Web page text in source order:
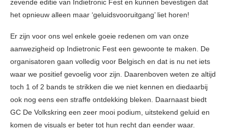
zevende editie van Indietronic Fest en kunnen bevestigen dat
het opnieuw alleen maar ‘geluidsvooruitgang’ liet horen!
Er zijn voor ons wel enkele goeie redenen om van onze
aanwezigheid op Indietronic Fest een gewoonte te maken. De
organisatoren gaan volledig voor Belgisch en dat is nu net iets
waar we positief gevoelig voor zijn. Daarenboven weten ze altijd
toch 1 of 2 bands te strikken die we niet kennen en diedaarbij
ook nog eens een straffe ontdekking bleken. Daarnaast biedt
GC De Volkskring een zeer mooi podium, uitstekend geluid en
komen de visuals er beter tot hun recht dan eender waar.